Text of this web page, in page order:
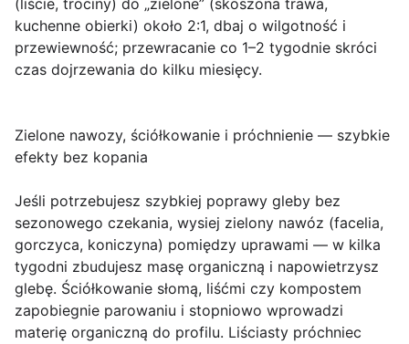
(liście, trociny) do „zielone” (skoszona trawa,
kuchenne obierki) około 2:1, dbaj o wilgotność i
przewiewność; przewracanie co 1–2 tygodnie skróci
czas dojrzewania do kilku miesięcy.
Zielone nawozy, ściółkowanie i próchnienie — szybkie
efekty bez kopania
Jeśli potrzebujesz szybkiej poprawy gleby bez
sezonowego czekania, wysiej zielony nawóz (facelia,
gorczyca, koniczyna) pomiędzy uprawami — w kilka
tygodni zbudujesz masę organiczną i napowietrzysz
glebę. Ściółkowanie słomą, liśćmi czy kompostem
zapobiegnie parowaniu i stopniowo wprowadzi
materię organiczną do profilu. Liściasty próchniec